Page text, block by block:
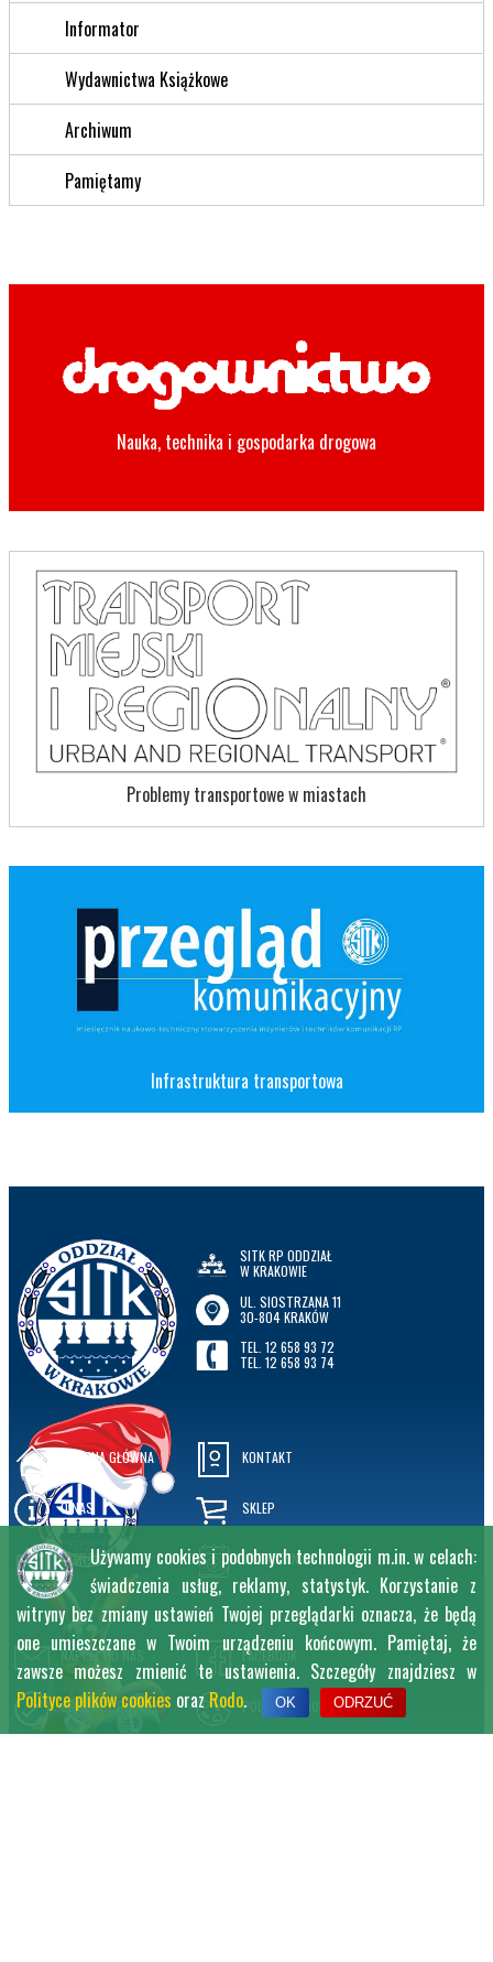
Informator
Wydawnictwa Książkowe
Archiwum
Pamiętamy
Nauka, technika i gospodarka drogowa
Problemy transportowe w miastach
Infrastruktura transportowa
SITK RP ODDZIAŁ
W KRAKOWIE
UL. SIOSTRZANA 11
30-804 KRAKÓW
TEL. 12 658 93 72
TEL. 12 658 93 74
STRONA GŁÓWNA
O NAS
OFERTA
KONTAKT
SKLEP
WYDARZENIA
NAPISZ DO NAS
SPRAWDŹ POCZTĘ
FACEBOOK
POLITYKA COOKIES
Używamy cookies i podobnych technologii m.in. w celach:
świadczenia usług, reklamy, statystyk. Korzystanie z
witryny bez zmiany ustawień Twojej przeglądarki oznacza, że będą
one umieszczane w Twoim urządzeniu końcowym. Pamiętaj, że
zawsze możesz zmienić te ustawienia. Szczegóły znajdziesz w
Polityce plików cookies oraz Rodo. OK ODRZUĆ